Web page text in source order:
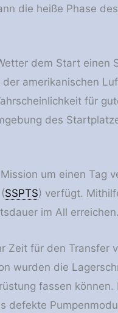
die heiße Phase des
dem Start einen
amerikanischen
für
des
um einen Tag
SSPTS) verfügt.
im All erreichen.
Zeit für den Transfer
wurden die
fassen können.
defekte